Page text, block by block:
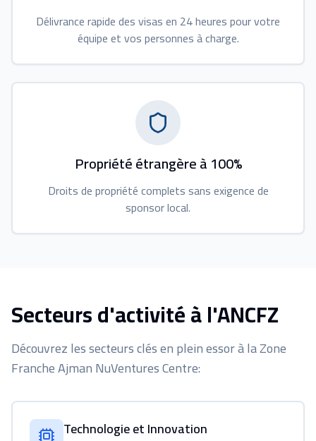
Délivrance rapide des visas en 24 heures pour votre
équipe et vos personnes à charge.
Propriété étrangère à 100%
Droits de propriété complets sans exigence de
sponsor local.
Secteurs d'activité à l'ANCFZ
Découvrez les secteurs clés en plein essor à la Zone
Franche Ajman NuVentures Centre:
Technologie et Innovation